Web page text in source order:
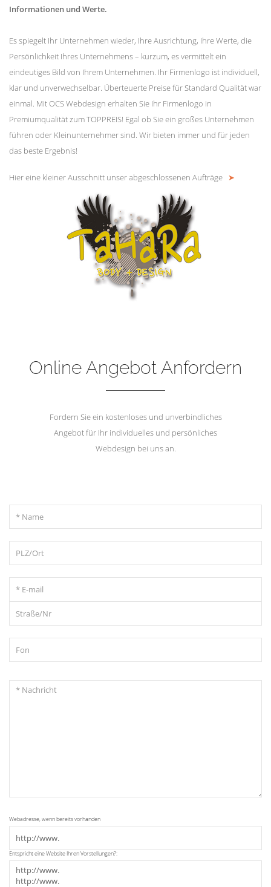
Informationen und Werte.
Es spiegelt Ihr Unternehmen wieder, Ihre Ausrichtung, Ihre Werte, die
Persönlichkeit Ihres Unternehmens – kurzum, es vermittelt ein
eindeutiges Bild von Ihrem Unternehmen. Ihr Firmenlogo ist individuell,
klar und unverwechselbar. Überteuerte Preise für Standard Qualität war
einmal. Mit OCS Webdesign erhalten Sie Ihr Firmenlogo in
Premiumqualität zum TOPPREIS! Egal ob Sie ein großes Unternehmen
führen oder Kleinunternehmer sind. Wir bieten immer und für jeden
das beste Ergebnis!
Hier eine kleiner Ausschnitt unser abgeschlossenen Aufträge ➤
Online Angebot Anfordern
Fordern Sie ein kostenloses und unverbindliches
Angebot für Ihr individuelles und persönliches
Webdesign bei uns an.
Webadresse, wenn bereits vorhanden
Entspricht eine Website Ihren Vorstellungen?: